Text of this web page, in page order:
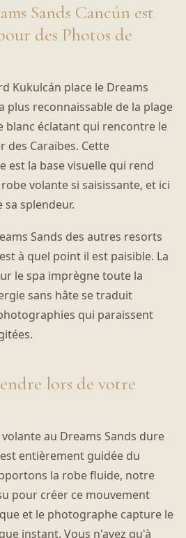
Sands Cancún est
des Photos de
Kukulcán place le Dreams
plus reconnaissable de la plage
blanc éclatant qui rencontre le
des Caraïbes. Cette
est la base visuelle qui rend
volante si saisissante, et ici
sa splendeur.
Sands des autres resorts
à quel point il est paisible. La
le spa imprègne toute la
sans hâte se traduit
qui paraissent
lors de votre
au Dreams Sands dure
entièrement guidée du
la robe fluide, notre
pour créer ce mouvement
et le photographe capture le
instant. Vous n'avez qu'à